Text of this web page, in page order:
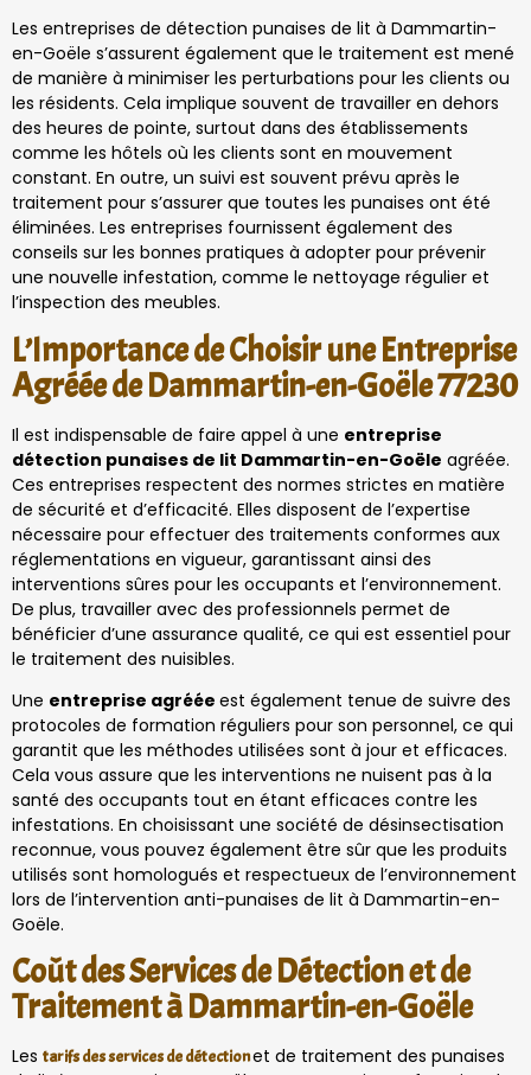
Les entreprises de détection punaises de lit à Dammartin-
en-Goële s’assurent également que le traitement est mené
de manière à minimiser les perturbations pour les clients ou
les résidents. Cela implique souvent de travailler en dehors
des heures de pointe, surtout dans des établissements
comme les hôtels où les clients sont en mouvement
constant. En outre, un suivi est souvent prévu après le
traitement pour s’assurer que toutes les punaises ont été
éliminées. Les entreprises fournissent également des
conseils sur les bonnes pratiques à adopter pour prévenir
une nouvelle infestation, comme le nettoyage régulier et
l’inspection des meubles.
L’Importance de Choisir une Entreprise
Agréée de Dammartin-en-Goële 77230
Il est indispensable de faire appel à une entreprise
détection punaises de lit Dammartin-en-Goële agréée.
Ces entreprises respectent des normes strictes en matière
de sécurité et d’efficacité. Elles disposent de l’expertise
nécessaire pour effectuer des traitements conformes aux
réglementations en vigueur, garantissant ainsi des
interventions sûres pour les occupants et l’environnement.
De plus, travailler avec des professionnels permet de
bénéficier d’une assurance qualité, ce qui est essentiel pour
le traitement des nuisibles.
Une entreprise agréée est également tenue de suivre des
protocoles de formation réguliers pour son personnel, ce qui
garantit que les méthodes utilisées sont à jour et efficaces.
Cela vous assure que les interventions ne nuisent pas à la
santé des occupants tout en étant efficaces contre les
infestations. En choisissant une société de désinsectisation
reconnue, vous pouvez également être sûr que les produits
utilisés sont homologués et respectueux de l’environnement
lors de l’intervention anti-punaises de lit à Dammartin-en-
Goële.
Coût des Services de Détection et de
Traitement à Dammartin-en-Goële
Les tarifs des services de détectionet de traitement des punaises